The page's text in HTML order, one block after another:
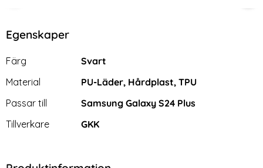
Matt Lavender Ash
Galaxy S24 Plus Skal Ring Blå
Egenskaper
Egenskaper/attribut för denna produkt
Attribut
Färg
Svart
Material
PU-Läder, Hårdplast, TPU
Passar till
Samsung Galaxy S24 Plus
Tillverkare
GKK